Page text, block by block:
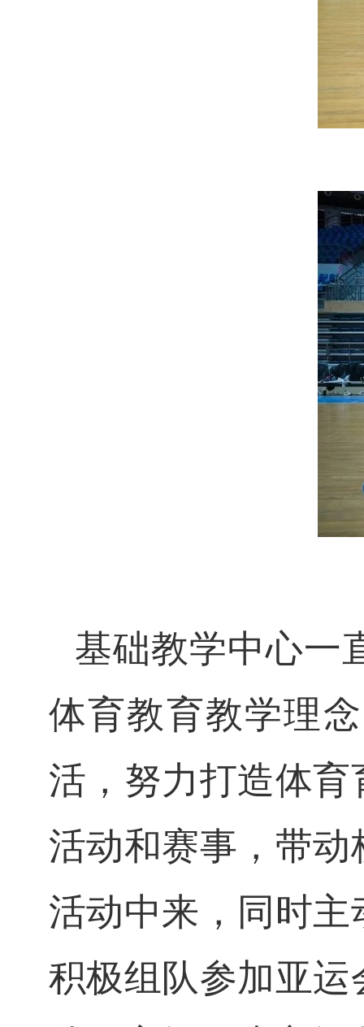
基础教学中心一
体育教育教学理
活，努力打造体
活动和赛事，带
活动中来，同时
积极组队参加亚